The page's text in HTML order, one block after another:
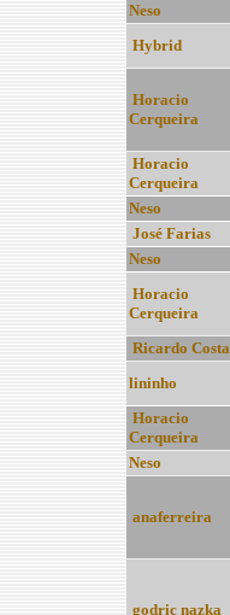
Neso
Hybrid
Horacio
Cerqueira
Horacio
Cerqueira
Neso
José Farias
Neso
Horacio
Cerqueira
Ricardo Costa
lininho
Horacio
Cerqueira
Neso
anaferreira
godric nazka